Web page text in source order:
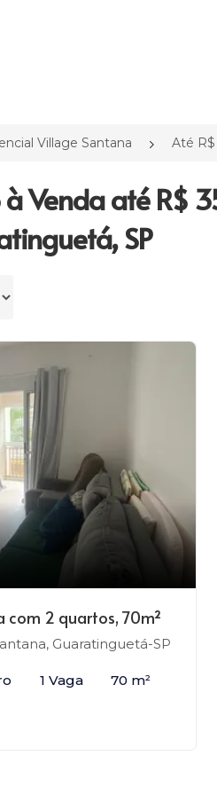
Village Santana Até
Venda até R$
SP
2 quartos, 70m²
Guaratinguetá-SP
1 Vaga 70 m²